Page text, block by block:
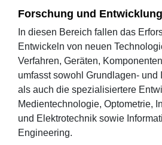
Forschung und Entwicklung
In diesen Bereich fallen das
Entwickeln von neuen
Verfahren, Geräten,
umfasst sowohl Grundlagen- und
als auch die spezialisiertere
Medientechnologie, Optometrie,
und Elektrotechnik sowie
Engineering.